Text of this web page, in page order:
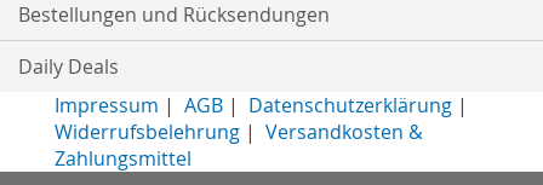
Bestellungen und Rücksendungen
Daily Deals
Impressum | AGB| Datenschutzerklärung|
Widerrufsbelehrung| Versandkosten &
Zahlungsmittel